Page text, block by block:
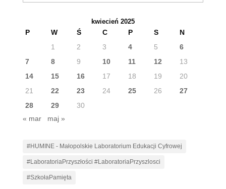
wpisów
kwiecień 2025
P W Ś C P S
N
1
2 3 4 5
6
7
8 9 10 11 12
13
14
15 16 17 18 19
20
21
22 23 24 25 26
27
28
29
30
« mar
maj »
#HUMINE - Małopolskie Laboratorium Edukacji Cyfrowej
#LaboratoriaPrzyszłości #LaboratoriaPrzyszlosci
#SzkołaPamięta